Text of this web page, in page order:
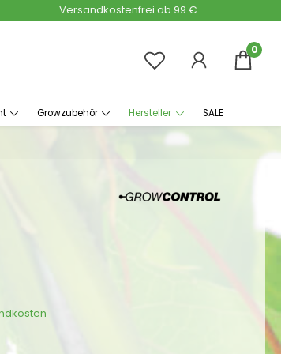
Versandkostenfrei ab 99 €
0
Growzubehör Hersteller SALE